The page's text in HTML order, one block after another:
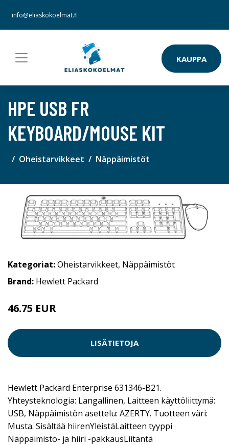
info@eliaskokoelmat.fi
KAUPPA
HPE USB FR
KEYBOARD/MOUSE KIT
Oheistarvikkeet Näppäimistöt
Kategoriat:Oheistarvikkeet, Näppäimistöt
Brand: Hewlett Packard
46.75 EUR
LISÄTIETOJA
Hewlett Packard Enterprise 631346-B21.
Yhteysteknologia: Langallinen, Laitteen käyttöliittymä:
USB, Näppäimistön asettelu: AZERTY. Tuotteen väri:
Musta. Sisältää hiirenYleistäLaitteen tyyppi
Näppäimistö- ja hiiri -pakkausLiitäntä